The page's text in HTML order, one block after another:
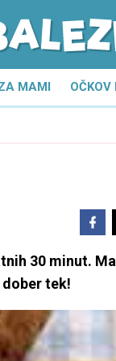
MAMI OČKOV
30 minut.
tek!